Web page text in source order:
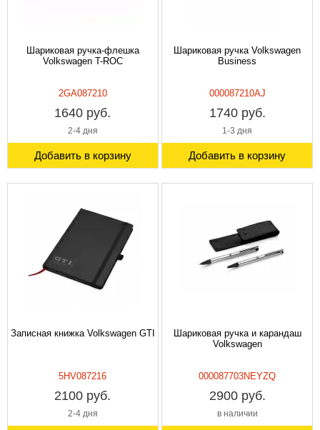
Шариковая ручка-флешка
Volkswagen T-ROC
2GA087210
1640 руб.
2-4 дня
Добавить в корзину
Шариковая ручка Volkswagen
Business
000087210AJ
1740 руб.
1-3 дня
Добавить в корзину
Записная книжка Volkswagen GTI
5HV087216
2100 руб.
2-4 дня
Шариковая ручка и карандаш
Volkswagen
000087703NEYZQ
2900 руб.
в наличии